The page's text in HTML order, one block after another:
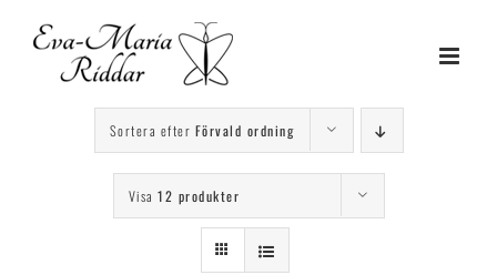
Fortsätt
innehållet
Sortera efter Förvald ordning
Visa 12 produkter